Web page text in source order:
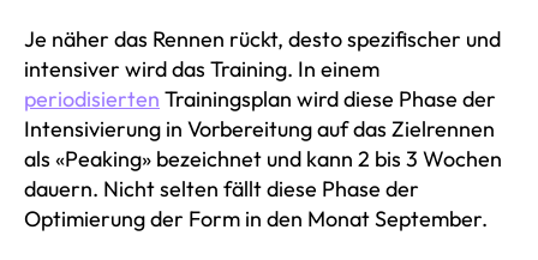
Je näher das Rennen rückt, desto spezifischer und
intensiver wird das Training. In einem
periodisierten Trainingsplan wird diese Phase der
Intensivierung in Vorbereitung auf das Zielrennen
als «Peaking» bezeichnet und kann 2 bis 3 Wochen
dauern. Nicht selten fällt diese Phase der
Optimierung der Form in den Monat September.